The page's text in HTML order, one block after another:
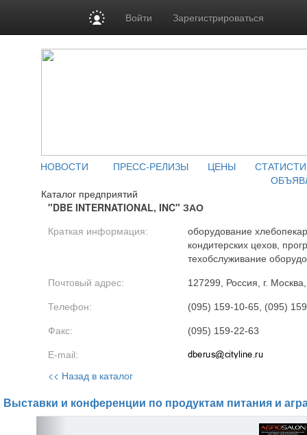
Войти Зарегистрироваться
НОВОСТИ ПРЕСС-РЕЛИЗЫ ЦЕНЫ
Каталог предприятий
"DBE INTERNATIONAL, INC" ЗАО
Краткая информация:
оборудование
кондитерских цехов,
техобслуживание
Почтовый адрес: 127299, Россия, г.
Телефон: (095) 159-10-65, (095)
Факс: (095) 159-22-63
E-mail:
<< Назад в каталог
Выставки и конференции по продуктам питания и